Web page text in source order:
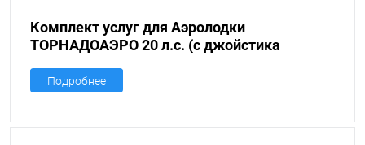
Комплект услуг для Аэролодки
ТОРНАДОАЭРО 20 л.с. (с джойстика
Подробнее